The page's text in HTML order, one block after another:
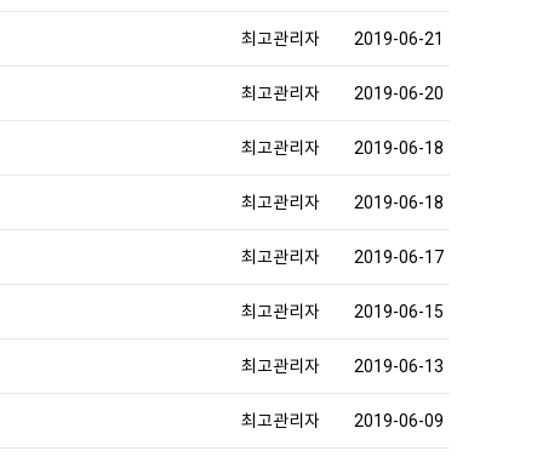
최고관리자 2019-06-21
최고관리자 2019-06-20
최고관리자 2019-06-18
최고관리자 2019-06-18
최고관리자 2019-06-17
최고관리자 2019-06-15
최고관리자 2019-06-13
최고관리자 2019-06-09